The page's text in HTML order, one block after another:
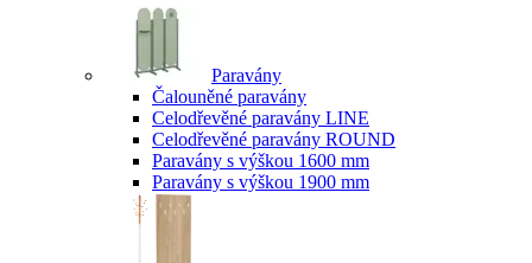
Paravány
Čalouněné paravány
Celodřevěné paravány LINE
Celodřevěné paravány ROUND
Paravány s výškou 1600 mm
Paravány s výškou 1900 mm